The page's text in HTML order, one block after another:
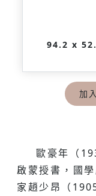
94.2 x
加
歐豪年（
啟蒙授書，國
家趙少昂（